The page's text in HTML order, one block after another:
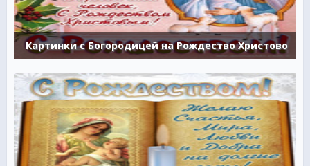
Картинки с Богородицей на Рождество Христово